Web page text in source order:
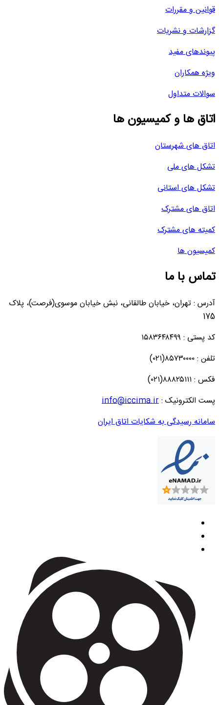
قوانین و مقررات
گزارشات و نشریات
پیوندهای مفید
ویژه همکاران
سوالات متداول
اتاق ها و کمیسیون ها
اتاق های شهرستان
تشکل های ملی
تشکل های استانی
اتاق های مشترک
کمیته های مشترک
کمیسیون ها
تماس با ما
آدرس : تهران، خیابان طالقانی، نبش خیابان موسوی(فرصت)، پلاک
175
کد پستی : ۱۵۸۳۶۴۸۴۹۹
تلفن : ۸۵۷۳۰۰۰۰(۰۲۱)
فکس : ۸۸۸۲۵۱۱۱(۰۲۱)
پست الکترونیک :info@iccima.ir
سامانه رسیدگی به شکایات اتاق ایران